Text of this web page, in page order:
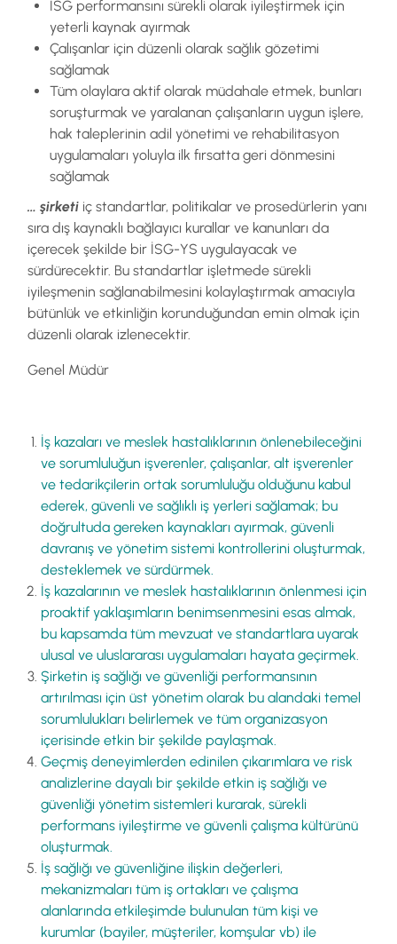
İSG performansını sürekli olarak iyileştirmek için
yeterli kaynak ayırmak
Çalışanlar için düzenli olarak sağlık gözetimi
sağlamak
Tüm olaylara aktif olarak müdahale etmek, bunları
soruşturmak ve yaralanan çalışanların uygun işlere,
hak taleplerinin adil yönetimi ve rehabilitasyon
uygulamaları yoluyla ilk fırsatta geri dönmesini
sağlamak
… şirketi iç standartlar, politikalar ve prosedürlerin yanı
sıra dış kaynaklı bağlayıcı kurallar ve kanunları da
içerecek şekilde bir İSG-YS uygulayacak ve
sürdürecektir. Bu standartlar işletmede sürekli
iyileşmenin sağlanabilmesini kolaylaştırmak amacıyla
bütünlük ve etkinliğin korunduğundan emin olmak için
düzenli olarak izlenecektir.
Genel Müdür
İş kazaları ve meslek hastalıklarının önlenebileceğini
ve sorumluluğun işverenler, çalışanlar, alt işverenler
ve tedarikçilerin ortak sorumluluğu olduğunu kabul
ederek, güvenli ve sağlıklı iş yerleri sağlamak; bu
doğrultuda gereken kaynakları ayırmak, güvenli
davranış ve yönetim sistemi kontrollerini oluşturmak,
desteklemek ve sürdürmek.
İş kazalarının ve meslek hastalıklarının önlenmesi için
proaktif yaklaşımların benimsenmesini esas almak,
bu kapsamda tüm mevzuat ve standartlara uyarak
ulusal ve uluslararası uygulamaları hayata geçirmek.
Şirketin iş sağlığı ve güvenliği performansının
artırılması için üst yönetim olarak bu alandaki temel
sorumlulukları belirlemek ve tüm organizasyon
içerisinde etkin bir şekilde paylaşmak.
Geçmiş deneyimlerden edinilen çıkarımlara ve risk
analizlerine dayalı bir şekilde etkin iş sağlığı ve
güvenliği yönetim sistemleri kurarak, sürekli
performans iyileştirme ve güvenli çalışma kültürünü
oluşturmak.
İş sağlığı ve güvenliğine ilişkin değerleri,
mekanizmaları tüm iş ortakları ve çalışma
alanlarında etkileşimde bulunulan tüm kişi ve
kurumlar (bayiler, müşteriler, komşular vb) ile